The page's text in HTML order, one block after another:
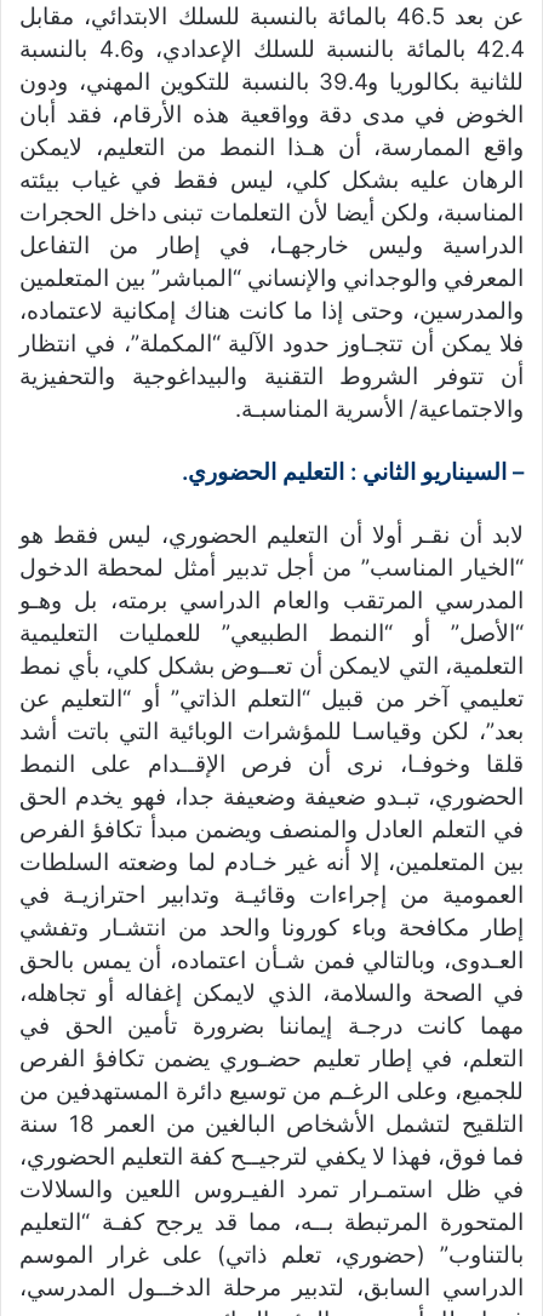
عن بعد 46.5 بالمائة بالنسبة للسلك الابتدائي، مقابل
42.4 بالمائة بالنسبة للسلك الإعدادي، و4.6 بالنسبة
للثانية بكالوريا و39.4 بالنسبة للتكوين المهني، ودون
الخوض في مدى دقة وواقعية هذه الأرقام، فقد أبان
واقع الممارسة، أن هـذا النمط من التعليم، لايمكن
الرهان عليه بشكل كلي، ليس فقط في غياب بيئته
المناسبة، ولكن أيضا لأن التعلمات تبنى داخل الحجرات
الدراسية وليس خارجهـا، في إطار من التفاعل
المعرفي والوجداني والإنساني “المباشر” بين المتعلمين
والمدرسين، وحتى إذا ما كانت هناك إمكانية لاعتماده،
فلا يمكن أن تتجـاوز حدود الآلية “المكملة”، في انتظار
أن تتوفر الشروط التقنية والبيداغوجية والتحفيزية
والاجتماعية/ الأسرية المناسبـة.
– السيناريو الثاني : التعليم الحضوري.
لابد أن نقـر أولا أن التعليم الحضوري، ليس فقط هو
“الخيار المناسب” من أجل تدبير أمثل لمحطة الدخول
المدرسي المرتقب والعام الدراسي برمته، بل وهـو
“الأصل” أو “النمط الطبيعي” للعمليات التعليمية
التعلمية، التي لايمكن أن تعــوض بشكل كلي، بأي نمط
تعليمي آخر من قبيل “التعلم الذاتي” أو “التعليم عن
بعد”، لكن وقياسـا للمؤشرات الوبائية التي باتت أشد
قلقا وخوفـا، نرى أن فرص الإقــدام على النمط
الحضوري، تبـدو ضعيفة وضعيفة جدا، فهو يخدم الحق
في التعلم العادل والمنصف ويضمن مبدأ تكافؤ الفرص
بين المتعلمين، إلا أنه غير خـادم لما وضعته السلطات
العمومية من إجراءات وقائيـة وتدابير احترازيـة في
إطار مكافحة وباء كورونا والحد من انتشـار وتفشي
العـدوى، وبالتالي فمن شـأن اعتماده، أن يمس بالحق
في الصحة والسلامة، الذي لايمكن إغفاله أو تجاهله،
مهما كانت درجـة إيماننا بضرورة تأمين الحق في
التعلم، في إطار تعليم حضـوري يضمن تكافؤ الفرص
للجميع، وعلى الرغـم من توسيع دائرة المستهدفين من
التلقيح لتشمل الأشخاص البالغين من العمر 18 سنة
فما فوق، فهذا لا يكفي لترجيــح كفة التعليم الحضوري،
في ظل استمـرار تمرد الفيـروس اللعين والسلالات
المتحورة المرتبطة بــه، مما قد يرجح كفـة “التعليم
بالتناوب” (حضوري، تعلم ذاتي) على غرار الموسم
الدراسي السابق، لتدبير مرحلة الدخــول المدرسي،